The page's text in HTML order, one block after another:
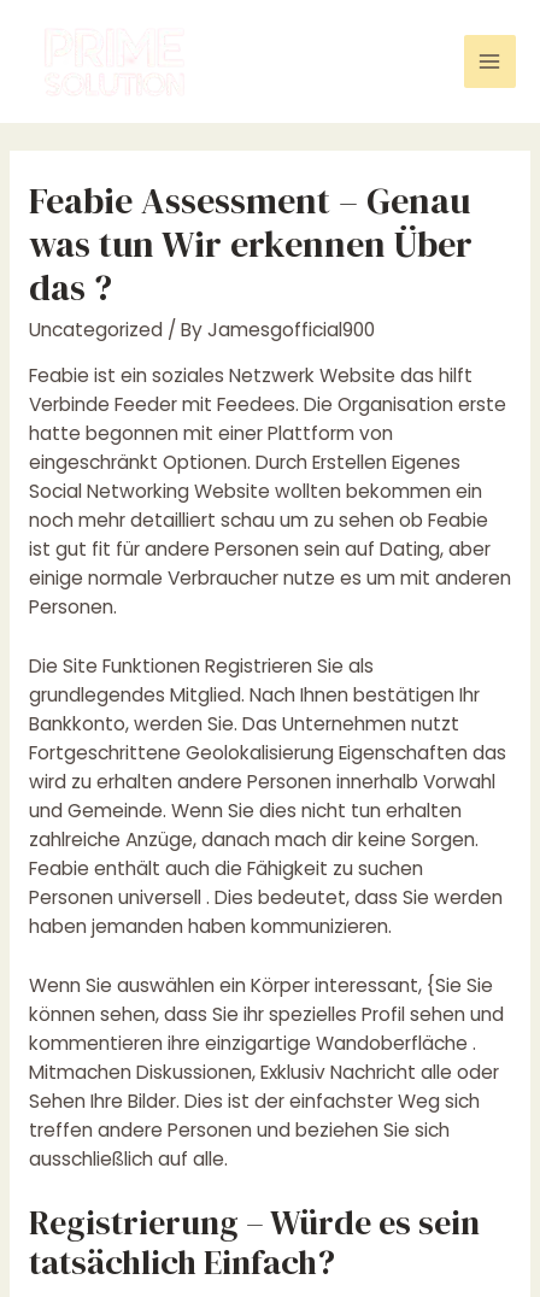
Feabie Assessment – Genau
was tun Wir erkennen Über
das ?
Uncategorized/ ByJamesgofficial900
Feabie ist ein soziales Netzwerk Website das hilft
Verbinde Feeder mit Feedees. Die Organisation erste
hatte begonnen mit einer Plattform von
eingeschränkt Optionen. Durch Erstellen Eigenes
Social Networking Website wollten bekommen ein
noch mehr detailliert schau um zu sehen ob Feabie
ist gut fit für andere Personen sein auf Dating, aber
einige normale Verbraucher nutze es um mit anderen
Personen.
Die Site Funktionen Registrieren Sie als
grundlegendes Mitglied. Nach Ihnen bestätigen Ihr
Bankkonto, werden Sie. Das Unternehmen nutzt
Fortgeschrittene Geolokalisierung Eigenschaften das
wird zu erhalten andere Personen innerhalb Vorwahl
und Gemeinde. Wenn Sie dies nicht tun erhalten
zahlreiche Anzüge, danach mach dir keine Sorgen.
Feabie enthält auch die Fähigkeit zu suchen
Personen universell . Dies bedeutet, dass Sie werden
haben jemanden haben kommunizieren.
Wenn Sie auswählen ein Körper interessant, {Sie Sie
können sehen, dass Sie ihr spezielles Profil sehen und
kommentieren ihre einzigartige Wandoberfläche .
Mitmachen Diskussionen, Exklusiv Nachricht alle oder
Sehen Ihre Bilder. Dies ist der einfachster Weg sich
treffen andere Personen und beziehen Sie sich
ausschließlich auf alle.
Registrierung – Würde es sein
tatsächlich Einfach?